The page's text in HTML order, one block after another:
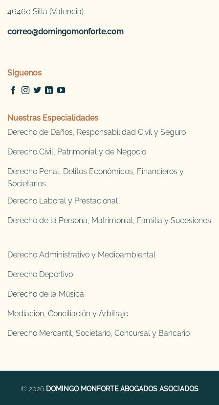
46460 Silla (Valencia)
correo@domingomonforte.com
Síguenos
Nuestras Especialidades
Derecho de Daños, Responsabilidad Civil y Seguro
Derecho Civil, Patrimonial y de Negocio
Derecho Penal, Delitos Económicos, Financieros y
Societarios
Derecho Laboral y Prestacional
Derecho de la Persona, Matrimonial, Familia y Sucesiones
Derecho Administrativo y Medioambiental
Derecho Deportivo
Derecho de la Música
Mediación, Conciliación y Arbitraje
Derecho Mercantil, Societario, Concursal y Bancario
© 2026 DOMINGO MONFORTE ABOGADOS ASOCIADOS